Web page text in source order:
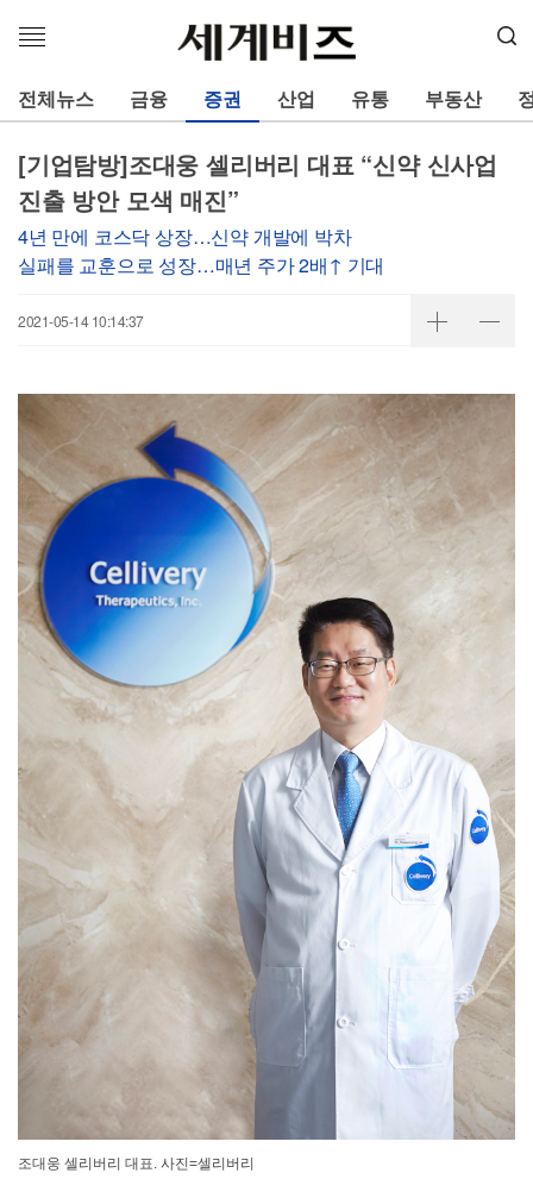
메
열
기
전체뉴스 금융 증권 산업 유통 부동산
[기업탐방]조대웅 셀리버리 대표 “신약 신사업
진출 방안 모색 매진”
4년 만에 코스닥 상장…신약 개발에 박차
실패를 교훈으로 성장…매년 주가 2배↑ 기대
2021-05-14 10:14:37
조대웅 셀리버리 대표. 사진=셀리버리